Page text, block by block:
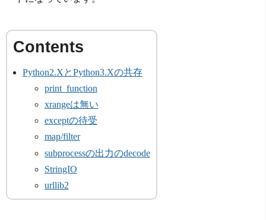
Python2.XとPython3.Xの共存
print_function
xrangeは無い
exceptの待受
map/filter
subprocessの出力のdecode
StringIO
urllib2